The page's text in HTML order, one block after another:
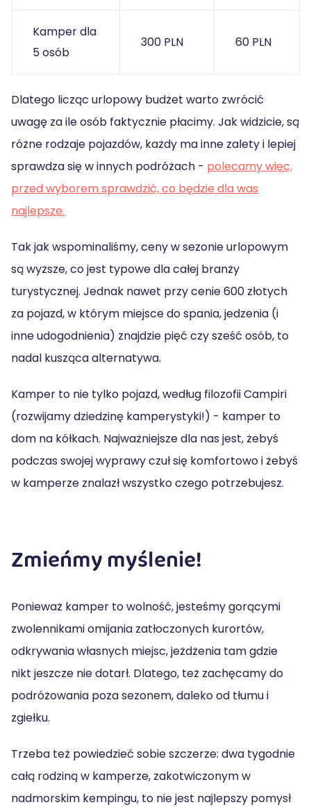
Kamper dla
5 osób
300 PLN 60 PLN
Dlatego licząc urlopowy budżet warto zwrócić
uwagę za ile osób faktycznie płacimy. Jak widzicie, są
różne rodzaje pojazdów, każdy ma inne zalety i lepiej
sprawdza się w innych podróżach - polecamy więc,
przed wyborem sprawdzić, co będzie dla was
najlepsze.
Tak jak wspominaliśmy, ceny w sezonie urlopowym
są wyższe, co jest typowe dla całej branży
turystycznej. Jednak nawet przy cenie 600 złotych
za pojazd, w którym miejsce do spania, jedzenia (i
inne udogodnienia) znajdzie pięć czy sześć osób, to
nadal kusząca alternatywa.
Kamper to nie tylko pojazd, według filozofii Campiri
(rozwijamy dziedzinę kamperystyki!) - kamper to
dom na kółkach. Najważniejsze dla nas jest, żebyś
podczas swojej wyprawy czuł się komfortowo i żebyś
w kamperze znalazł wszystko czego potrzebujesz.
Zmieńmy myślenie!
Ponieważ kamper to wolność, jesteśmy gorącymi
zwolennikami omijania zatłoczonych kurortów,
odkrywania własnych miejsc, jeżdżenia tam gdzie
nikt jeszcze nie dotarł. Dlatego, też zachęcamy do
podróżowania poza sezonem, daleko od tłumu i
zgiełku.
Trzeba też powiedzieć sobie szczerze: dwa tygodnie
całą rodziną w kamperze, zakotwiczonym w
nadmorskim kempingu, to nie jest najlepszy pomysł